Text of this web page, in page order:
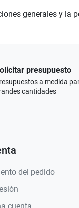
generales y la
presupuesto
a medida
cantidades
del pedido